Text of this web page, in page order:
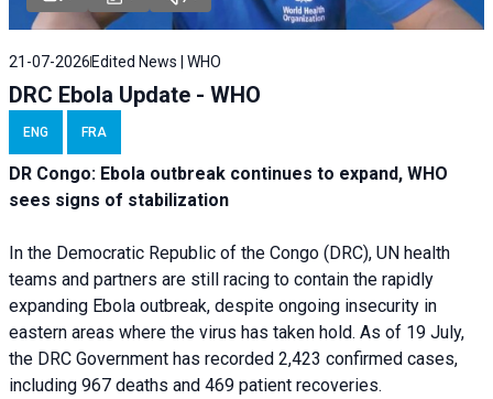
21-07-2026 Edited News | WHO
DRC Ebola Update - WHO
ENG FRA
DR Congo: Ebola outbreak continues to expand, WHO
sees signs of stabilization
In the Democratic Republic of the Congo (DRC), UN health
teams and partners are still racing to contain the rapidly
expanding Ebola outbreak, despite ongoing insecurity in
eastern areas where the virus has taken hold. As of 19 July,
the DRC Government has recorded 2,423 confirmed cases,
including 967 deaths and 469 patient recoveries.